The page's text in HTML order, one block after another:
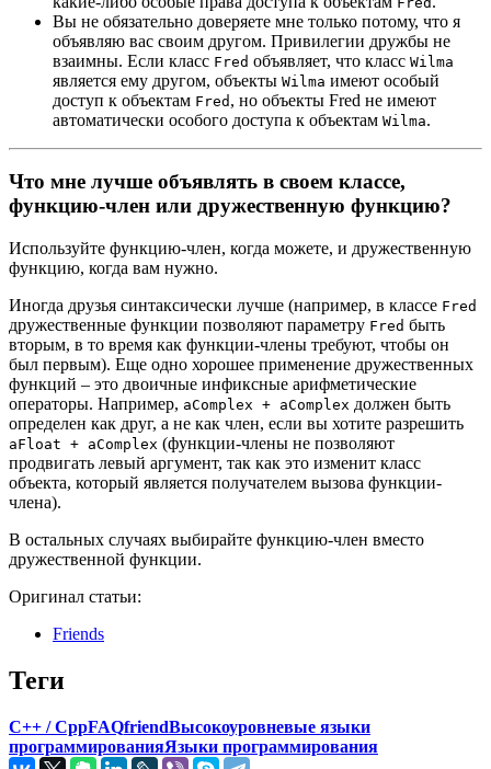
Вы не обязательно доверяете мне только потому, что я
объявляю вас своим другом. Привилегии дружбы не
взаимны. Если класс Fred объявляет, что класс Wilma
является ему другом, объекты Wilma имеют особый
доступ к объектам Fred , но объекты Fred не имеют
автоматически особого доступа к объектам Wilma.
Что мне лучше объявлять в своем классе,
функцию-член или дружественную функцию?
Используйте функцию-член, когда можете, и дружественную
функцию, когда вам нужно.
Иногда друзья синтаксически лучше (например, в классе Fred
дружественные функции позволяют параметру Fred быть
вторым, в то время как функции-члены требуют, чтобы он
был первым). Еще одно хорошее применение дружественных
функций – это двоичные инфиксные арифметические
операторы. Например, aComplex + aComplex должен быть
определен как друг, а не как член, если вы хотите разрешить
aFloat + aComplex (функции-члены не позволяют
продвигать левый аргумент, так как это изменит класс
объекта, который является получателем вызова функции-
члена).
В остальных случаях выбирайте функцию-член вместо
дружественной функции.
Оригинал статьи:
Friends
Теги
C++ / CppFAQfriendВысокоуровневые языки
программированияЯзыки программирования